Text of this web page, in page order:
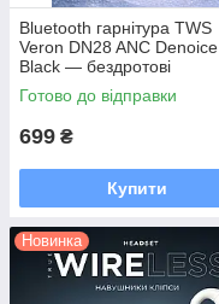
Bluetooth гарнітура TWS
Veron DN28 ANC Denoice
Black — бездротові
навушники з
шумозаглушенням
Готово до відправки
699 ₴
Купити
Новинка